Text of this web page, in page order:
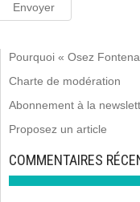
Pourquoi « Osez
Charte de modération
Abonnement à la
Proposez un article
COMMENTAIRES